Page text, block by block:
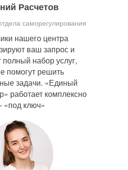
Расчетов
саморегулирования
нашего центра
ваш запрос и
набор услуг,
помогут решить
задачи. «Единый
работает комплексно
ключ»